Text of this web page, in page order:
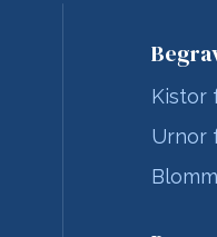
Kistor
Urnor